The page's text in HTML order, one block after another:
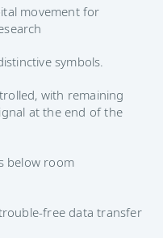
movement for
symbols.
with remaining
at the end of the
below room
free data transfer